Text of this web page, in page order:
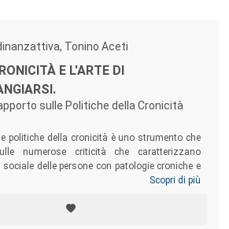
Tonino Aceti
E L'ARTE DI
sulle Politiche della Cronicità
politiche della cronicità è uno strumento che
numerose criticità che caratterizzano
delle persone con patologie croniche e
sulle famiglie. Il Rapporto rappresenta inoltre
che aderiscono al Coordinamento per
Scopri di più